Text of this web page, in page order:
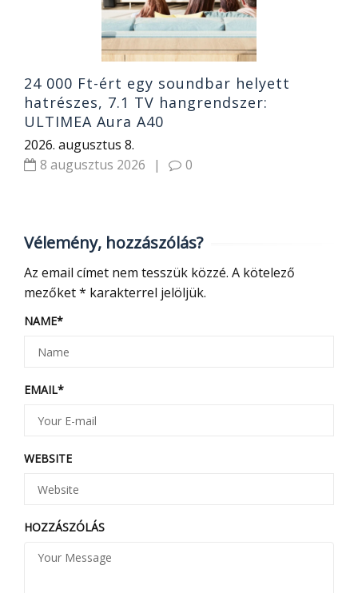
24 000 Ft-ért egy soundbar helyett
hatrészes, 7.1 TV hangrendszer:
ULTIMEA Aura A40
2026. augusztus 8.
8 augusztus 2026
| 0
Vélemény, hozzászólás?
Az email címet nem tesszük közzé. A kötelező
mezőket* karakterrel jelöljük.
NAME*
EMAIL*
WEBSITE
HOZZÁSZÓLÁS